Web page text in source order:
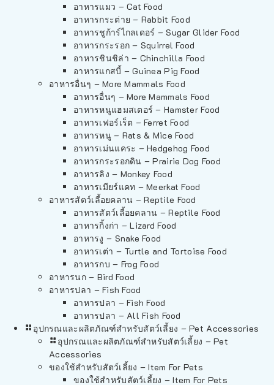
อาหารแมว – Cat Food
อาหารกระต่าย – Rabbit Food
อาหารชูก้าร์ไกลเดอร์ – Sugar Glider Food
อาหารกระรอก – Squirrel Food
อาหารชินชิล่า – Chinchilla Food
อาหารแกสบี้ – Guinea Pig Food
อาหารอื่นๆ – More Mammals Food
อาหารอื่นๆ – More Mammals Food
อาหารหนูแฮมสเตอร์ – Hamster Food
อาหารเฟอร์เร็ต – Ferret Food
อาหารหนู – Rats & Mice Food
อาหารเม่นแคระ – Hedgehog Food
อาหารกระรอกดิน – Prairie Dog Food
อาหารลิง – Monkey Food
อาหารเมียร์แคท – Meerkat Food
อาหารสัตว์เลี้อยคลาน – Reptile Food
อาหารสัตว์เลี้อยคลาน – Reptile Food
อาหารกิ้งก่า – Lizard Food
อาหารงู – Snake Food
อาหารเต่า – Turtle and Tortoise Food
อาหารกบ – Frog Food
อาหารนก – Bird Food
อาหารปลา – Fish Food
อาหารปลา – Fish Food
อาหารปลา – All Fish Food
อุปกรณและผลิตภัณฑ์สำหรับสัตว์เลี้ยง – Pet Accessories
อุปกรณและผลิตภัณฑ์สำหรับสัตว์เลี้ยง – Pet
Accessories
ของใช้สำหรับสัตว์เลี้ยง – Item For Pets
ของใช้สำหรับสัตว์เลี้ยง – Item For Pets